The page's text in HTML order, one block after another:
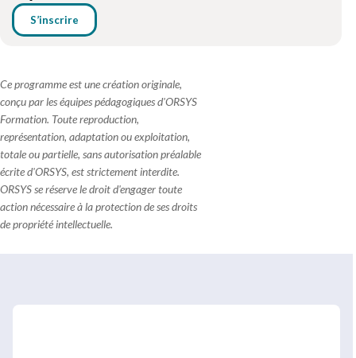
S’inscrire
Ce programme est une création originale,
conçu par les équipes pédagogiques d'ORSYS
Formation. Toute reproduction,
représentation, adaptation ou exploitation,
totale ou partielle, sans autorisation préalable
écrite d'ORSYS, est strictement interdite.
ORSYS se réserve le droit d'engager toute
action nécessaire à la protection de ses droits
de propriété intellectuelle.